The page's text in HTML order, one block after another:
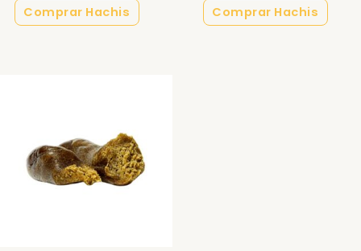
Comprar Hachis Comprar Hachis